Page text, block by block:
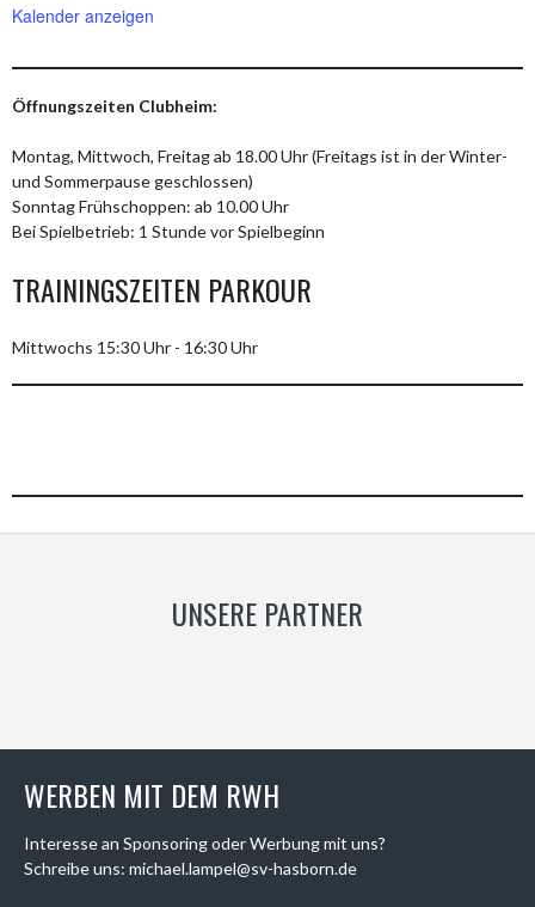
Kalender anzeigen
Öffnungszeiten Clubheim:
Montag, Mittwoch, Freitag ab 18.00 Uhr (Freitags ist in der Winter-
und Sommerpause geschlossen)
Sonntag Frühschoppen: ab 10.00 Uhr
Bei Spielbetrieb: 1 Stunde vor Spielbeginn
TRAININGSZEITEN PARKOUR
Mittwochs 15:30 Uhr - 16:30 Uhr
UNSERE PARTNER
WERBEN MIT DEM RWH
Interesse an Sponsoring oder Werbung mit uns?
Schreibe uns: michael.lampel@sv-hasborn.de